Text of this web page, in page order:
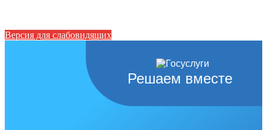
Версия для слабовидящих
Решаем вместе